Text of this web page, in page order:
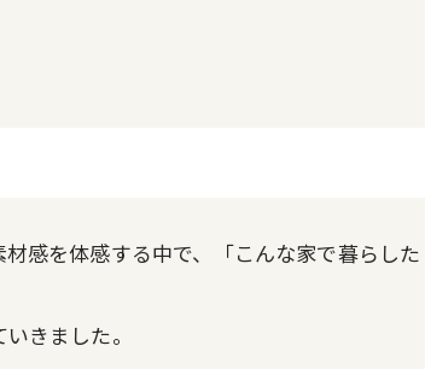
感を体感する中で、「こんな家で暮らした
きました。